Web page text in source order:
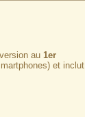
au 1er
et inclut